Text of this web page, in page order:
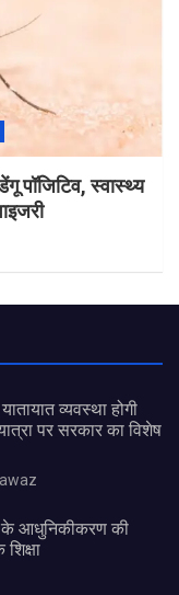
पॉजिटिव, स्वास्थ्य
व्यवस्था होगी
पर सरकार का विशेष
के आधुनिकीकरण की